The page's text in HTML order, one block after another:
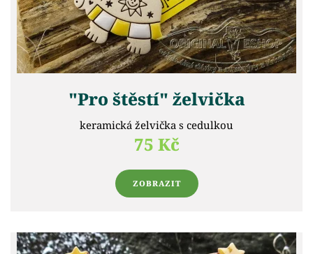
"Pro štěstí" želvička
keramická želvička s cedulkou
75 Kč
ZOBRAZIT